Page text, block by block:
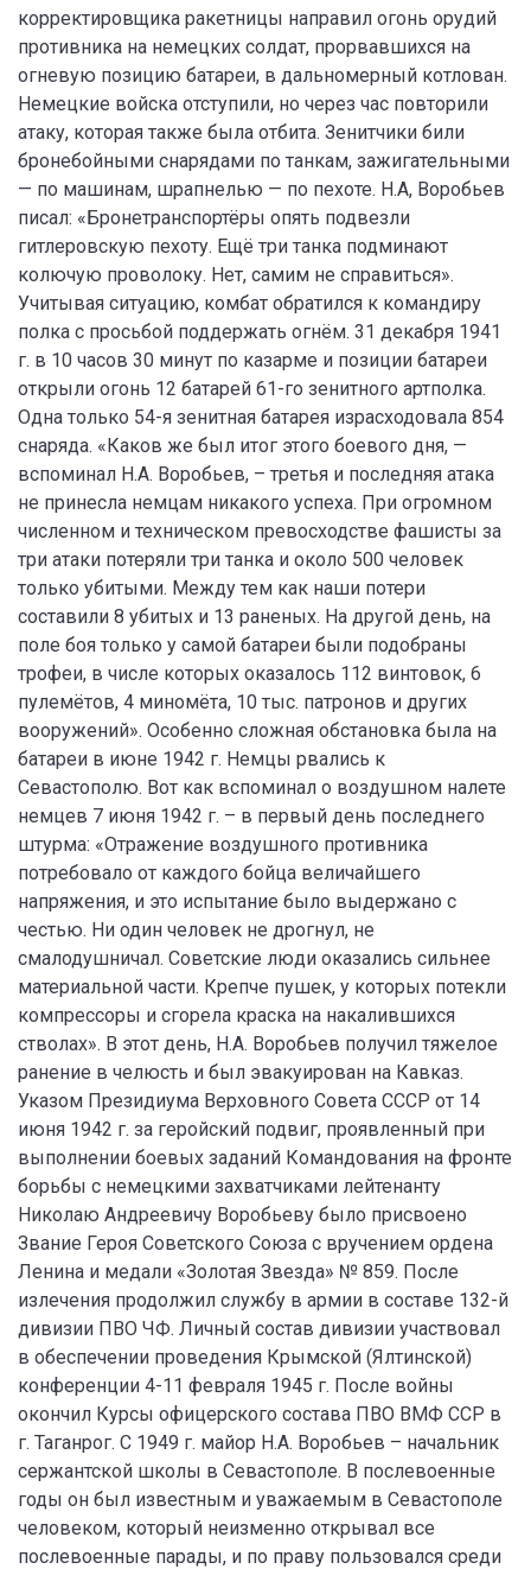
корректировщика ракетницы направил огонь орудий
противника на немецких солдат, прорвавшихся на
огневую позицию батареи, в дальномерный котлован.
Немецкие войска отступили, но через час повторили
атаку, которая также была отбита. Зенитчики били
бронебойными снарядами по танкам, зажигательными
— по машинам, шрапнелью — по пехоте. Н.А, Воробьев
писал: «Бронетранспортёры опять подвезли
гитлеровскую пехоту. Ещё три танка подминают
колючую проволоку. Нет, самим не справиться».
Учитывая ситуацию, комбат обратился к командиру
полка с просьбой поддержать огнём. 31 декабря 1941
г. в 10 часов 30 минут по казарме и позиции батареи
открыли огонь 12 батарей 61-го зенитного артполка.
Одна только 54-я зенитная батарея израсходовала 854
снаряда. «Каков же был итог этого боевого дня, —
вспоминал Н.А. Воробьев, – третья и последняя атака
не принесла немцам никакого успеха. При огромном
численном и техническом превосходстве фашисты за
три атаки потеряли три танка и около 500 человек
только убитыми. Между тем как наши потери
составили 8 убитых и 13 раненых. На другой день, на
поле боя только у самой батареи были подобраны
трофеи, в числе которых оказалось 112 винтовок, 6
пулемётов, 4 миномёта, 10 тыс. патронов и других
вооружений». Особенно сложная обстановка была на
батареи в июне 1942 г. Немцы рвались к
Севастополю. Вот как вспоминал о воздушном налете
немцев 7 июня 1942 г. – в первый день последнего
штурма: «Отражение воздушного противника
потребовало от каждого бойца величайшего
напряжения, и это испытание было выдержано с
честью. Ни один человек не дрогнул, не
смалодушничал. Советские люди оказались сильнее
материальной части. Крепче пушек, у которых потекли
компрессоры и сгорела краска на накалившихся
стволах». В этот день, Н.А. Воробьев получил тяжелое
ранение в челюсть и был эвакуирован на Кавказ.
Указом Президиума Верховного Совета СССР от 14
июня 1942 г. за геройский подвиг, проявленный при
выполнении боевых заданий Командования на фронте
борьбы с немецкими захватчиками лейтенанту
Николаю Андреевичу Воробьеву было присвоено
Звание Героя Советского Союза с вручением ордена
Ленина и медали «Золотая Звезда» № 859. После
излечения продолжил службу в армии в составе 132-й
дивизии ПВО ЧФ. Личный состав дивизии участвовал
в обеспечении проведения Крымской (Ялтинской)
конференции 4-11 февраля 1945 г. После войны
окончил Курсы офицерского состава ПВО ВМФ ССР в
г. Таганрог. С 1949 г. майор Н.А. Воробьев – начальник
сержантской школы в Севастополе. В послевоенные
годы он был известным и уважаемым в Севастополе
человеком, который неизменно открывал все
послевоенные парады, и по праву пользовался среди